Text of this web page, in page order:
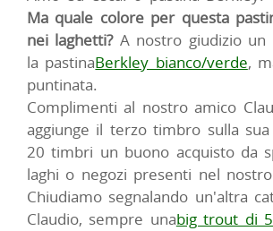
Ma quale colore per questa
nei laghetti?A nostro giudizio un
la pastinaBerkley bianco/verde,
puntinata.
Complimenti al nostro amico
aggiunge il terzo timbro sulla
20 timbri un buono acquisto da
laghi o negozi presenti nel
Chiudiamo segnalando un'altra
Claudio, sempre unabig trout di